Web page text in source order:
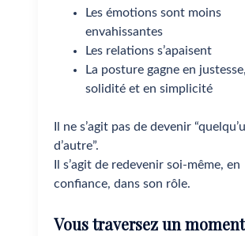
Les émotions sont moins
envahissantes
Les relations s’apaisent
La posture gagne en
solidité et en simplicité
Il ne s’agit pas de devenir
d’autre”.
Il s’agit de redevenir soi-même, en
confiance, dans son rôle.
Vous traversez un